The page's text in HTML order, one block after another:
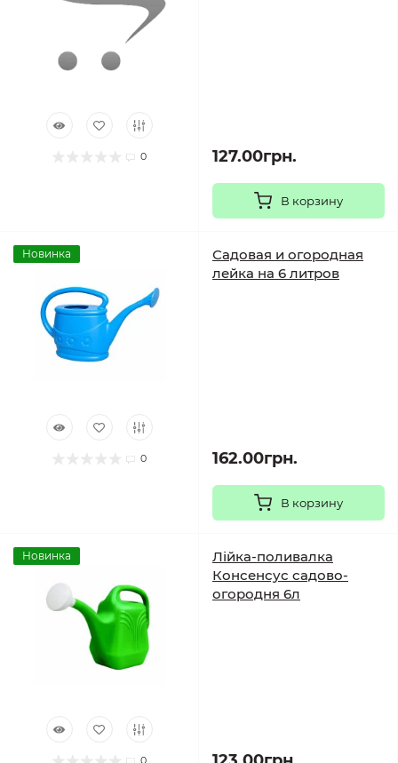
0 127.00грн.
В корзину
Новинка
0
Садовая и огородная
лейка на 6 литров
162.00грн.
В корзину
Новинка
0
Лійка-поливалка
Консенсус садово-
огородня 6л